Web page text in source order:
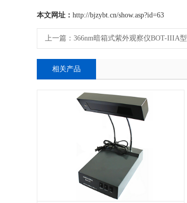
本文网址： http://bjzybt.cn/show.asp?id=63
上一篇： 366nm暗箱式紫外观察仪BOT-IIIA型
相关产品